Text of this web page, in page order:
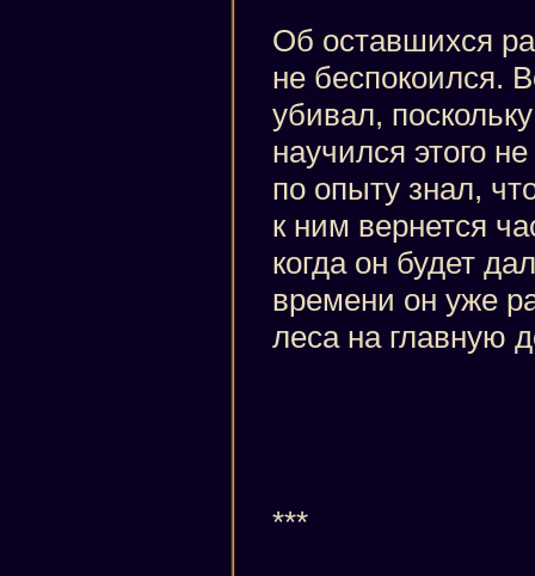
Об оставшихся
не беспокоился.
убивал,
научился этого
по опыту знал,
к ним вернется
когда он будет
времени он уже
леса на главную
***